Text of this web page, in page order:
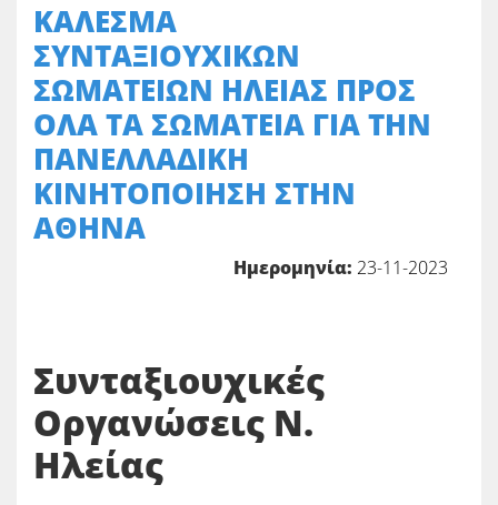
ΚΑΛΕΣΜΑ
ΣΥΝΤΑΞΙΟΥΧΙΚΩΝ
ΣΩΜΑΤΕΙΩΝ ΗΛΕΙΑΣ ΠΡΟΣ
ΟΛΑ ΤΑ ΣΩΜΑΤΕΙΑ ΓΙΑ ΤΗΝ
ΠΑΝΕΛΛΑΔΙΚΗ
ΚΙΝΗΤΟΠΟΙΗΣΗ ΣΤΗΝ
ΑΘΗΝΑ
Ημερομηνία: 23-11-2023
Συνταξιουχικές
Οργανώσεις Ν.
Ηλείας